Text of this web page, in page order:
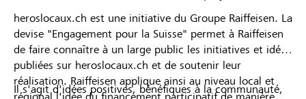
heroslocaux.ch est une initiative du Groupe Raiffeisen. La
devise "Engagement pour la Suisse" permet à Raiffeisen
de faire connaître à un large public les initiatives et idées
publiées sur heroslocaux.ch et de soutenir leur
réalisation. Raiffeisen applique ainsi au niveau local et
Il s'agit d'idées positives, bénéfiques à la communauté,